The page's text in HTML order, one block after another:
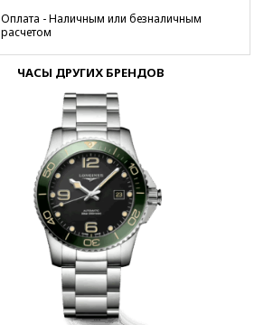
Оплата - Наличным или безналичным
расчетом
ЧАСЫ ДРУГИХ БРЕНДОВ